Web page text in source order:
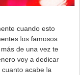
cuando esto
los famosos
de una vez te
voy a dedicar
cuanto acabe la